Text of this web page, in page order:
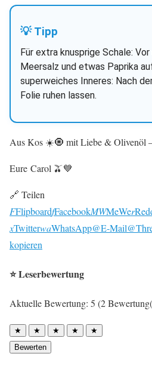
💡 Tipp
Für extra knusprige Schale:
Meersalz und etwas Paprika
superweiches Inneres: Nach
Folie ruhen lassen.
Aus Kos ☀️🧿 mit Liebe & Olivenöl
Eure Carol 🫒💙
🔗 Teilen
FFlipboardfFacebookMWMeWer
xTwitterwaWhatsApp@E-Mail@
kopieren
⭐ Leserbewertung
Aktuelle Bewertung: 5 (2
★ ★ ★ ★
★
Bewerten